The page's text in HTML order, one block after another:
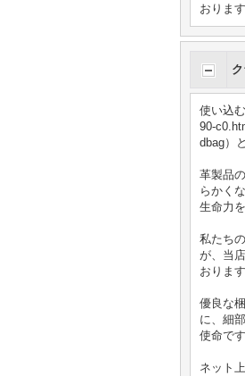
おりま
使い込
90-
dbag）
革製品
らかく
生命力
私たち
が、当
おります
優良な
に、細
使命です
ネット